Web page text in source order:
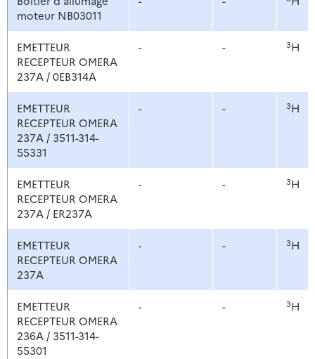
moteur NB03011
EMETTEUR
RECEPTEUR OMERA
237A / 0EB314A
- - 3H
EMETTEUR
RECEPTEUR OMERA
237A / 3511-314-
55331
- - 3H
EMETTEUR
RECEPTEUR OMERA
237A / ER237A
- - 3H
EMETTEUR
RECEPTEUR OMERA
237A
- - 3H
EMETTEUR
RECEPTEUR OMERA
236A / 3511-314-
55301
- - 3H